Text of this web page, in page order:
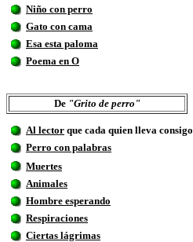
Niño con perro
Gato con cama
Esa esta paloma
Poema en O
De "Grito de perro"
Al lector que cada quien lleva consigo
Perro con palabras
Muertes
Animales
Hombre esperando
Respiraciones
Ciertas lágrimas